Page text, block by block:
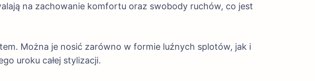
na zachowanie komfortu oraz swobody ruchów, co jest
Można je nosić zarówno w formie luźnych splotów, jak i
uroku całej stylizacji.